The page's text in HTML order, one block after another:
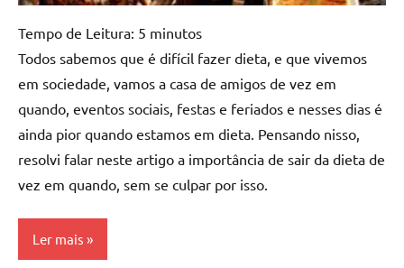
Tempo de Leitura: 5 minutos
Todos sabemos que é difícil fazer dieta, e que vivemos
em sociedade, vamos a casa de amigos de vez em
quando, eventos sociais, festas e feriados e nesses dias é
ainda pior quando estamos em dieta. Pensando nisso,
resolvi falar neste artigo a importância de sair da dieta de
vez em quando, sem se culpar por isso.
Ler mais